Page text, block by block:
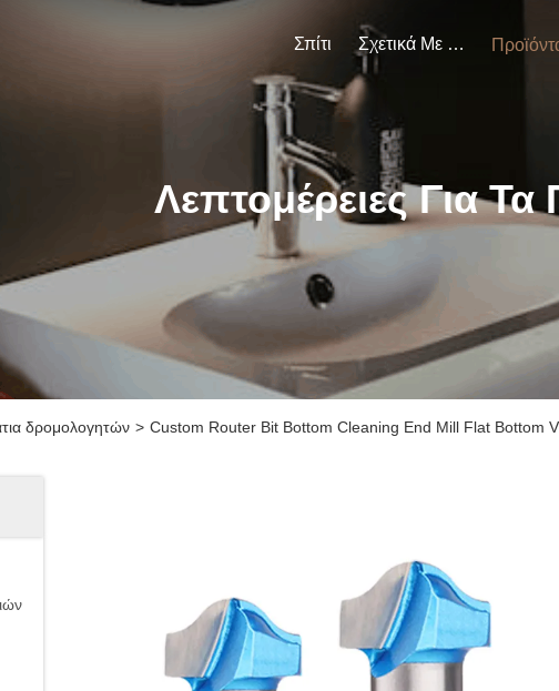
Σπίτι Σχετικά Με Εμάς
Λεπτομέρειες Για Τα
δρομολογητών > Custom Router Bit Bottom Cleaning End Mill Flat Bottom